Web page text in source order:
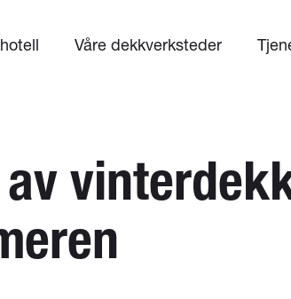
Våre dekkverksteder